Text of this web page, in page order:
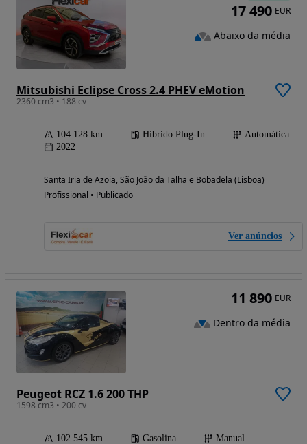
Mitsubishi Eclipse Cross 2.4 PHEV eMotion
2360 cm3 • 188 cv
104 128 km Híbrido Plug-In
Automática
2022
Santa Iria de Azoia, São João da Talha e Bobadela (Lisboa)
Profissional • Publicado
Ver anúncios
17 490 EUR
Abaixo da média
Peugeot RCZ 1.6 200 THP
1598 cm3 • 200 cv
102 545 km Gasolina
Manual
11 890 EUR
Dentro da média